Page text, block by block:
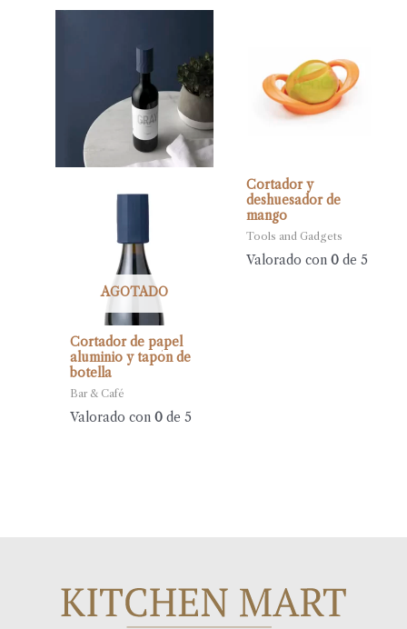
AGOTADO
Cortador de papel
aluminio y tapón de
botella
Bar & Café
Valorado con0 de 5
Cortador y
deshuesador de
mango
Tools and Gadgets
Valorado con 0de 5